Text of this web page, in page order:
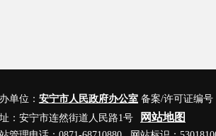
单位： 安宁市人民政府办公室 备案/许可证编号
：安宁市连然街道人民路1号
网站地图